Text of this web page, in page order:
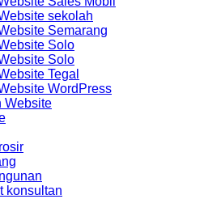
sekolah
Semarang
Solo
Solo
Tegal
WordPress
Website
konsultan